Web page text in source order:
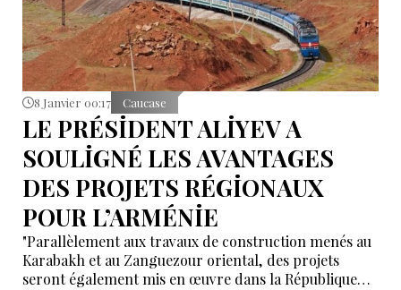
8 Janvier 00:17 Caucase
LE PRÉSİDENT ALİYEV A
SOULİGNÉ LES AVANTAGES
DES PROJETS RÉGİONAUX
POUR L’ARMÉNİE
"Parallèlement aux travaux de construction menés au
Karabakh et au Zanguezour oriental, des projets
seront également mis en œuvre dans la République